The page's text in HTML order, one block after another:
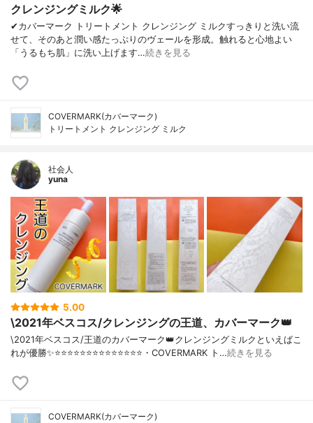
クレンジングミルク🌟
✔︎カバーマーク トリートメント クレンジング ミルクすっきりと洗い流
せて、そのあと潤い感たっぷりのヴェールを形成。触れると心地よい
「うるもち肌」に洗い上げます…続きを見る
COVERMARK(カバーマーク)
トリートメント クレンジング ミルク
社会人
yuna
5.00
\2021年ベスコス/クレンジングの王道、カバーマーク👑
\2021年ベスコス/王道のカバーマーク👑クレンジングミルクといえばこ
れが優勝✨⭐️⭐️⭐️⭐️⭐️⭐️⭐️⭐️⭐️⭐️⭐️⭐️⭐️⭐️・COVERMARK ト…続きを見る
COVERMARK(カバーマーク)